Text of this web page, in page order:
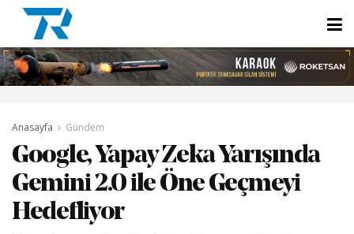
Anasayfa Gündem
Google, Yapay Zeka Yarışında
Gemini 2.0 ile Öne Geçmeyi
Hedefliyor